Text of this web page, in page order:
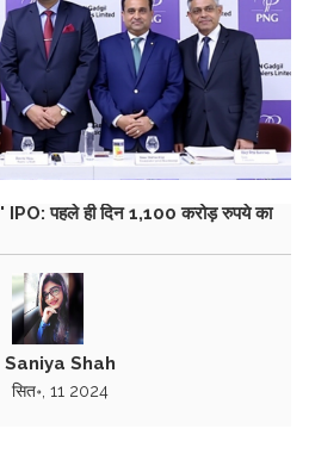
पहले ही दिन 1,100 करोड़ रुपये का
Saniya Shah
सित॰, 11 2024